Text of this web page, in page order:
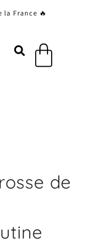
France 🔥
Panier
de